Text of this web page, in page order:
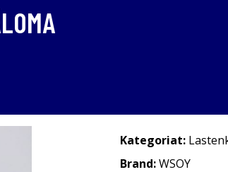
Kategoriat:
Brand:WSOY